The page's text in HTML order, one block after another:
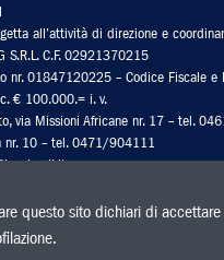
all’attività di direzione e
S.R.L. C.F. 02921370215
nr. 01847120225 – Codice Fiscale e
€ 100.000.= i. v.
via Missioni Africane nr. 17 – tel.
nr. 10 – tel. 0471/904111
questo sito dichiari di